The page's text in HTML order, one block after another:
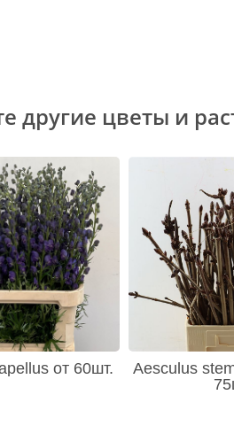
другие цветы и
от 60шт.
Aesculus